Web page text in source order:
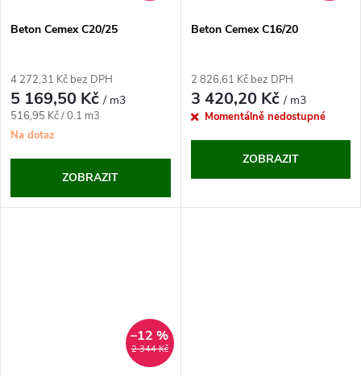
Beton Cemex C20/25
4 272,31 Kč bez DPH
5 169,50 Kč/ m3
Měrná
cena:
516,95 Kč / 0.1 m3
Na dotaz
ZOBRAZIT
Beton Cemex C16/20
2 826,61 Kč bez DPH
3 420,20 Kč/ m3
Momentálně nedostupné
ZOBRAZIT
2 344 Kč
–12 %